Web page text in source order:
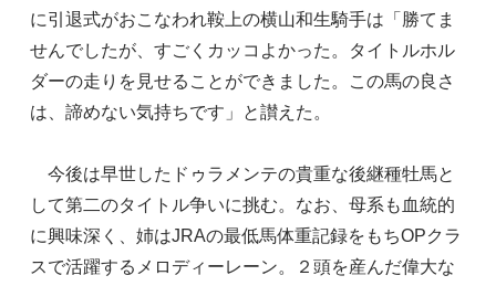
に引退式がおこなわれ鞍上の横山和生騎手は「勝てま
せんでしたが、すごくカッコよかった。タイトルホル
ダーの走りを見せることができました。この馬の良さ
は、諦めない気持ちです」と讃えた。
今後は早世したドゥラメンテの貴重な後継種牡馬と
して第二のタイトル争いに挑む。なお、母系も血統的
に興味深く、姉はJRAの最低馬体重記録をもちOPクラ
スで活躍するメロディーレーン。２頭を産んだ偉大な